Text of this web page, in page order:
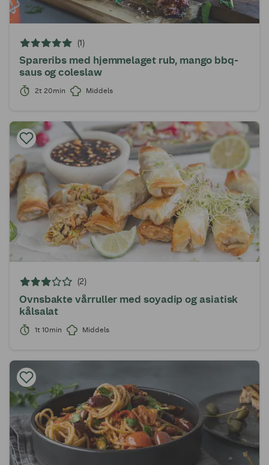
(1)
Spareribs med hjemmelaget rub, mango bbq-
saus og coleslaw
2t 20min Middels
(2)
Ovnsbakte vårruller med soyadip og asiatisk
kålsalat
1t 10min Middels